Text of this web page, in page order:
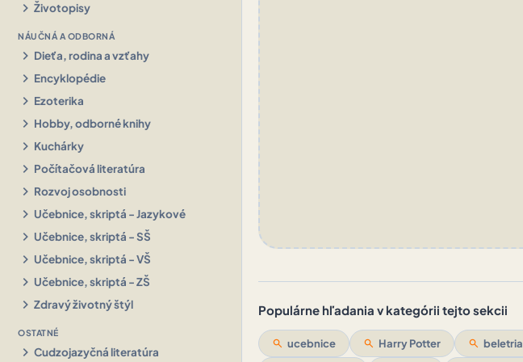
chevron_right Životopisy
NÁUČNÁ A ODBORNÁ
chevron_right Dieťa, rodina a vzťahy
chevron_right Encyklopédie
chevron_right Ezoterika
chevron_right Hobby, odborné knihy
chevron_right Kuchárky
chevron_right Počítačová literatúra
chevron_right Rozvoj osobnosti
chevron_right Učebnice, skriptá - Jazykové
chevron_right Učebnice, skriptá - SŠ
chevron_right Učebnice, skriptá - VŠ
chevron_right Učebnice, skriptá - ZŠ
chevron_right Zdravý životný štýl
OSTATNÉ
chevron_right Cudzojazyčná literatúra
Populárne hľadania v kategórii tejto sekcii
search ucebnice search Harry Potter search beletria